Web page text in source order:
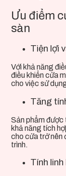
Ưu điểm
sàn
Tiện lợi
Với khả năng
điều khiển cửa
cho việc sử
Tăng
Sản phẩmđược
khả năng tích
cho cửa trở nên
trình.
Tính